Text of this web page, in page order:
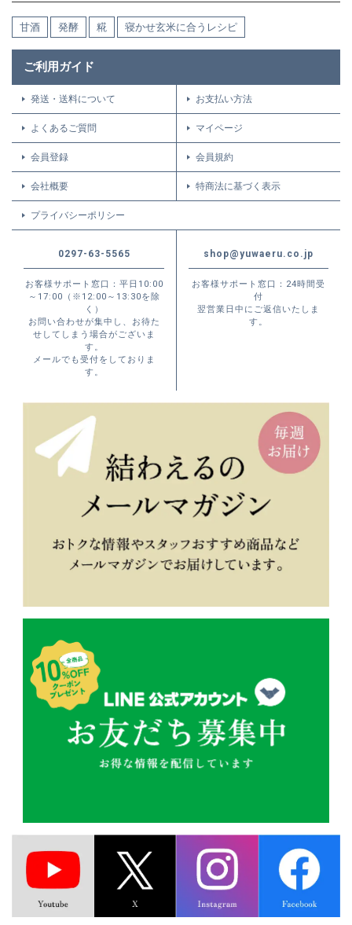
甘酒 発酵 糀 寝かせ玄米に合うレシピ
ご利用ガイド
発送・送料について お支払い方法
よくあるご質問 マイページ
会員登録 会員規約
会社概要 特商法に基づく表示
プライバシーポリシー
0297-63-5565
お客様サポート窓口：平日10:00
～17:00（※12:00～13:30を除
く）
お問い合わせが集中し、お待た
せしてしまう場合がございま
す。
メールでも受付をしておりま
す。
shop@yuwaeru.co.jp
お客様サポート窓口：24時間受
付
翌営業日中にご返信いたしま
す。